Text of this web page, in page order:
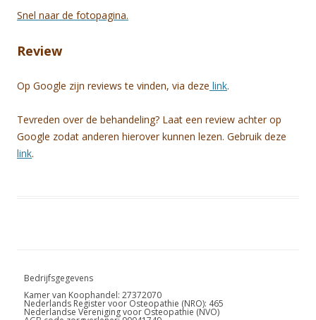
Snel naar de fotopagina.
Review
Op Google zijn reviews te vinden, via deze link.
Tevreden over de behandeling? Laat een review achter op
Google zodat anderen hierover kunnen lezen. Gebruik deze
link.
Bedrijfsgegevens
Kamer van Koophandel: 27372070
Nederlands Register voor Osteopathie (NRO): 465
Nederlandse Vereniging voor Osteopathie (NVO)